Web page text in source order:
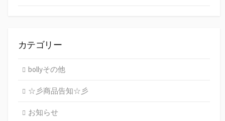
カテゴリー
bollyその他
☆彡商品告知☆彡
お知らせ